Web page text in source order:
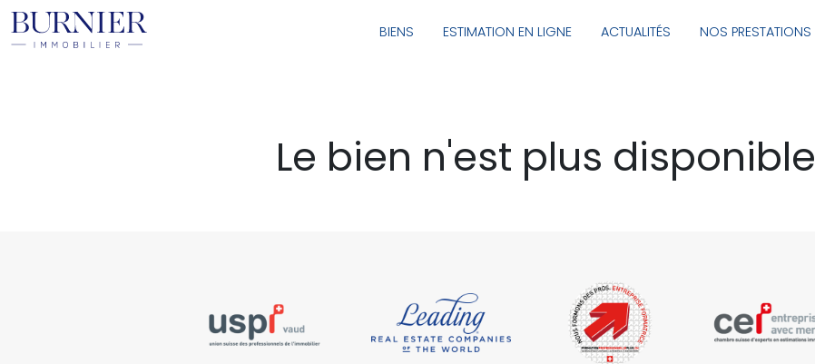
BIENS ESTIMATION EN LIGNE ACTUALITÉS NOS PRESTATIONS
Le bien n'est plus disponible